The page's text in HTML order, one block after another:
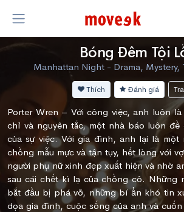
Bóng Đêm Tội
Manhattan Night - Drama, Mystery,
Thích Đánh giá
Porter Wren – Với công việc, anh luôn
chỉ và nguyên tắc, một nhà báo luôn
của sự việc. Với gia đình, anh lại là một
chồng mẫu mực và tận tụy, hết lòng với
người phụ nữ xinh đẹp xuất hiện và nhờ
sau cái chết kì lạ của chồng cô. Những
bắt đầu bị phá vỡ, những bí ẩn khó tin
dọa gia đình, cuộc sống của anh và